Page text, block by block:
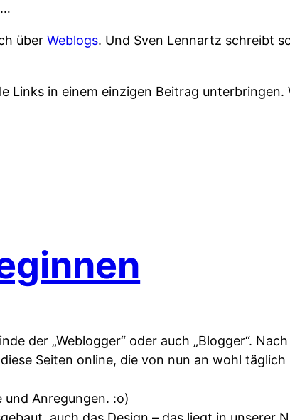
überWeblogs. Und Sven Lennartz schreibt
Links in einem einzigen Beitrag unterbringen.
der „Weblogger“ oder auch „Blogger“.
Seiten online, die von nun an wohl
Anregungen. :o)